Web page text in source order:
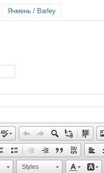
Ячмень / Barley
Styles